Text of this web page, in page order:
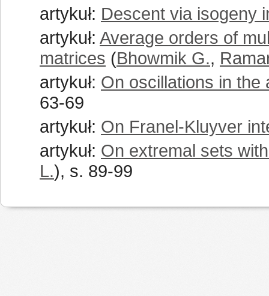
artykuł: Descent via isogeny
artykuł: Average orders of
matrices (Bhowmik G.,
artykuł: On oscillations in the
63-69
artykuł: On Franel-Kluyver
artykuł: On extremal sets
L.), s. 89-99